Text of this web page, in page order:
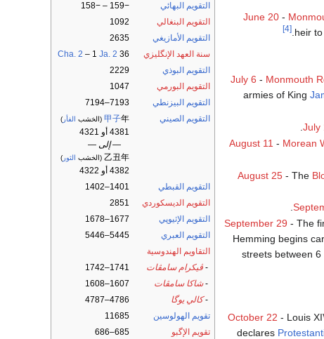
التقويم البهائي
−159 – −158
التقويم البنغالي
1092
التقويم الأمازيغي
2635
سنة العهد الإنگليزي
36
Cha. 2 – 1 Ja. 2
التقويم البوذي
2229
التقويم البورمي
1047
التقويم البيزنطي
7193–7194
التقويم الصيني
甲子年 (الخشب الفأر )
4381 أو 4321
— إلى —
乙丑年 (الخشب الثور )
4382 أو 4322
التقويم القبطي
1401–1402
التقويم الديسكوردي
2851
التقويم الإثيوپي
1677–1678
التقويم العبري
5445–5446
التقاويم الهندوسية
- ڤيكرام سامڤات
1741–1742
-شاكا سامڤات
1607–1608
-كالي يوگا
4786–4787
تقويم الهولوسين
11685
تقويم الإگبو
685–686
June 20-
heir
[4]
July 6 - Monmouth
armies of King
July
August 11 - Morean
August 25- The
September 29 - The
Hemming begins
streets between
October 22 - Louis
declares